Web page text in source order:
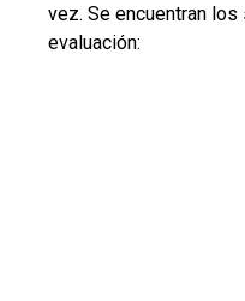
vez. Se encuentran
evaluación: